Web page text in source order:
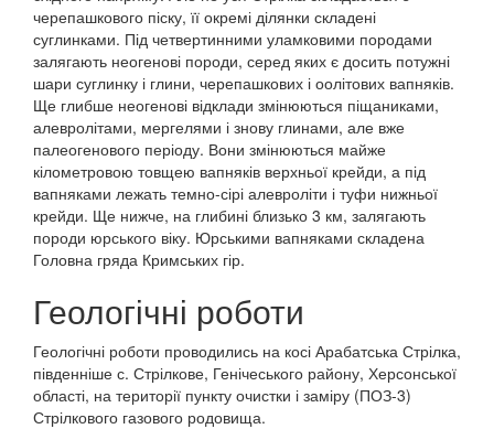
черепашкового піску, її окремі ділянки складені
суглинками. Під четвертинними уламковими породами
залягають неогенові породи, серед яких є досить потужні
шари суглинку і глини, черепашкових і оолітових вапняків.
Ще глибше неогенові відклади змінюються піщаниками,
алевролітами, мергелями і знову глинами, але вже
палеогенового періоду. Вони змінюються майже
кілометровою товщею вапняків верхньої крейди, а під
вапняками лежать темно-сірі алевроліти і туфи нижньої
крейди. Ще нижче, на глибині близько 3 км, залягають
породи юрського віку. Юрськими вапняками складена
Головна гряда Кримських гір.
Геологічні роботи
Геологічні роботи проводились на косі Арабатська Стрілка,
південніше с. Стрілкове, Генічеського району, Херсонської
області, на території пункту очистки і заміру (ПОЗ-3)
Стрілкового газового родовища.